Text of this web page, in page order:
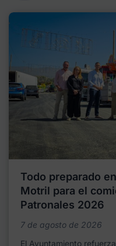
Todo preparado
Motril para el
Patronales 2026
7 de agosto de 2026
El Ayuntamiento